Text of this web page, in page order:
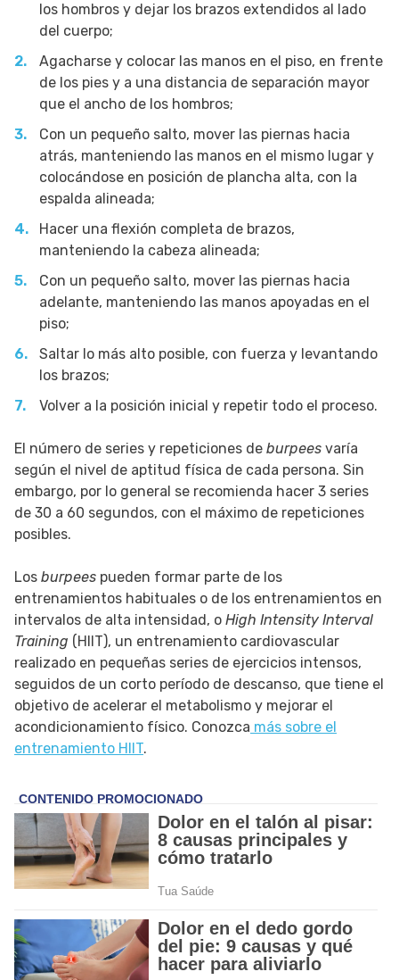
los hombros y dejar los brazos extendidos al lado
del cuerpo;
Agacharse y colocar las manos en el piso, en frente
de los pies y a una distancia de separación mayor
que el ancho de los hombros;
Con un pequeño salto, mover las piernas hacia
atrás, manteniendo las manos en el mismo lugar y
colocándose en posición de plancha alta, con la
espalda alineada;
Hacer una flexión completa de brazos,
manteniendo la cabeza alineada;
Con un pequeño salto, mover las piernas hacia
adelante, manteniendo las manos apoyadas en el
piso;
Saltar lo más alto posible, con fuerza y levantando
los brazos;
Volver a la posición inicial y repetir todo el proceso.
El número de series y repeticiones de burpees varía
según el nivel de aptitud física de cada persona. Sin
embargo, por lo general se recomienda hacer 3 series
de 30 a 60 segundos, con el máximo de repeticiones
posibles.
Los burpees pueden formar parte de los
entrenamientos habituales o de los entrenamientos en
intervalos de alta intensidad, o High Intensity Interval
Training (HIIT), un entrenamiento cardiovascular
realizado en pequeñas series de ejercicios intensos,
seguidos de un corto período de descanso, que tiene el
objetivo de acelerar el metabolismo y mejorar el
acondicionamiento físico. Conozca más sobre el
entrenamiento HIIT.